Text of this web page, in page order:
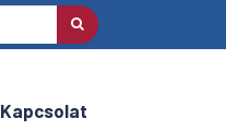
Kapcsolat